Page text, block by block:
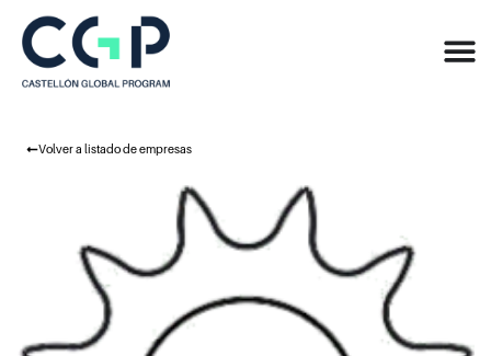
Volver a listado de empresas